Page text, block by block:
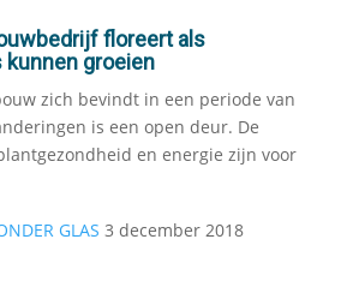
floreert als
groeien
zich bevindt in een periode van
is een open deur. De
en energie zijn voor
GLAS 3 december 2018